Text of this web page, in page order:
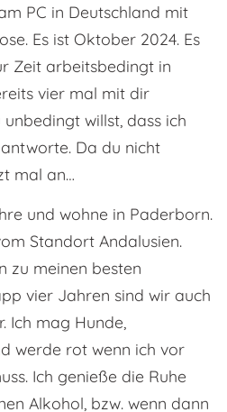
PC in Deutschland mit
Es ist Oktober 2024. Es
Zeit arbeitsbedingt in
vier mal mit dir
willst, dass ich
Da du nicht
mal an…
und wohne in Paderborn.
Standort Andalusien.
zu meinen besten
vier Jahren sind wir auch
Ich mag Hunde,
werde rot wenn ich vor
Ich genieße die Ruhe
Alkohol, bzw. wenn dann